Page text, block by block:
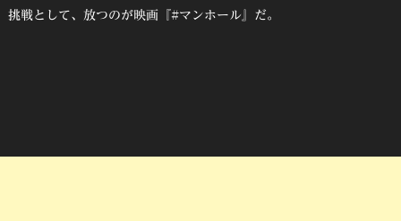
挑戦として、放つのが映画『#マンホール』だ。